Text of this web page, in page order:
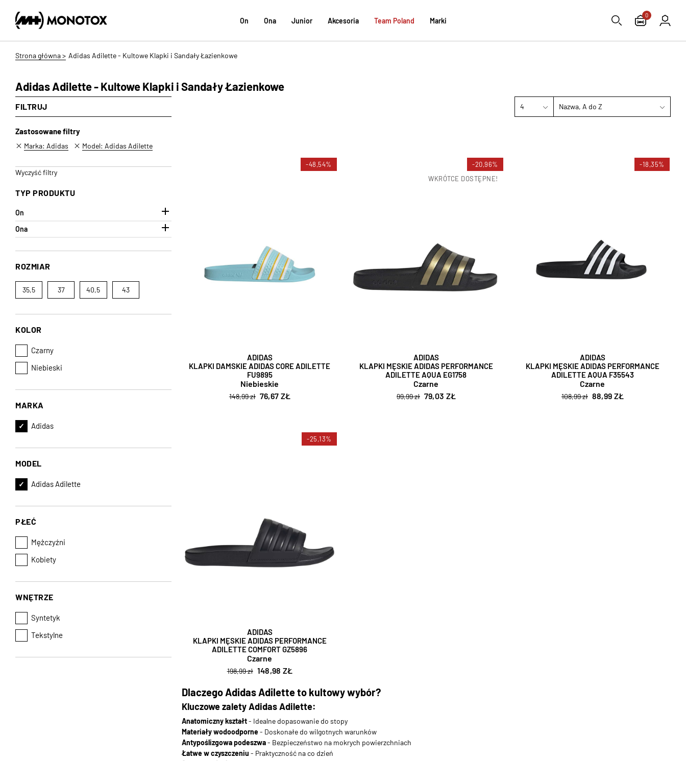
On Ona Junior Akcesoria Team Poland Marki
0
Strona główna > Adidas Adilette - Kultowe Klapki i Sandały Łazienkowe
Adidas Adilette - Kultowe Klapki i Sandały Łazienkowe
FILTRUJ
Zastosowane filtry
Marka: Adidas Model: Adidas Adilette
Wyczyść filtry
TYP PRODUKTU

On

Ona
ROZMIAR
35,5 37 40,5 43
KOLOR
Czarny
Niebieski
MARKA
Adidas
MODEL
Adidas Adilette
PŁEĆ
Mężczyźni
Kobiety
WNĘTRZE
Syntetyk
Tekstylne
4 Nazwa, A do Z
-48,54%
ADIDAS
KLAPKI DAMSKIE ADIDAS CORE ADILETTE
FU9895
Niebieskie
148,99 zł 76,67 ZŁ
-20,96%
WKRÓTCE DOSTĘPNE!
ADIDAS
KLAPKI MĘSKIE ADIDAS PERFORMANCE
ADILETTE AQUA EG1758
Czarne
99,99 zł 79,03 ZŁ
-18,35%
ADIDAS
KLAPKI MĘSKIE ADIDAS PERFORMANCE
ADILETTE AQUA F35543
Czarne
108,99 zł 88,99 ZŁ
-25,13%
ADIDAS
KLAPKI MĘSKIE ADIDAS PERFORMANCE
ADILETTE COMFORT GZ5896
Czarne
198,99 zł 148,98 ZŁ
Dlaczego Adidas Adilette to kultowy wybór?
Kluczowe zalety Adidas Adilette:
Anatomiczny kształt- Idealne dopasowanie do stopy
Materiały wodoodporne- Doskonałe do wilgotnych warunków
Antypoślizgowa podeszwa- Bezpieczeństwo na mokrych powierzchniach
Łatwe w czyszczeniu - Praktyczność na co dzień